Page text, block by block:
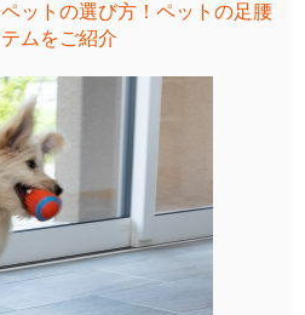
ットの選び方！ペットの足腰
ムをご紹介